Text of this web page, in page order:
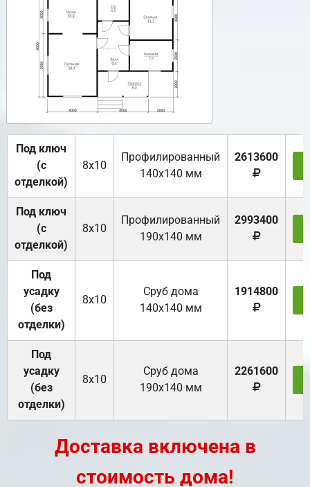
Под ключ
(с
отделкой)
8х10
Профилированный
140х140 мм
2613600
Под ключ
(с
отделкой)
8х10
Профилированный
190х140 мм
2993400
Под
усадку
(без
отделки)
8х10
Cруб дома
140х140 мм
1914800
Под
усадку
(без
отделки)
8х10
Cруб дома
190х140 мм
2261600
Доставка включена в
стоимость дома!